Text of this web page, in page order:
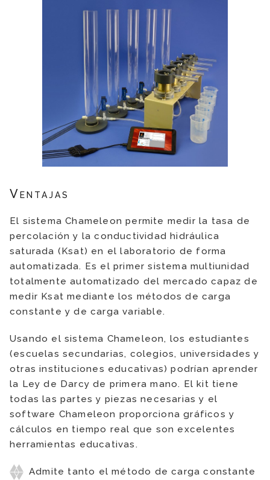
Ventajas
El sistema Chameleon permite medir la tasa de
percolación y la conductividad hidráulica
saturada (Ksat) en el laboratorio de forma
automatizada. Es el primer sistema multiunidad
totalmente automatizado del mercado capaz de
medir Ksat mediante los métodos de carga
constante y de carga variable.
Usando el sistema Chameleon, los estudiantes
(escuelas secundarias, colegios, universidades y
otras instituciones educativas) podrían aprender
la Ley de Darcy de primera mano. El kit tiene
todas las partes y piezas necesarias y el
software Chameleon proporciona gráficos y
cálculos en tiempo real que son excelentes
herramientas educativas.
Admite tanto el método de carga constante